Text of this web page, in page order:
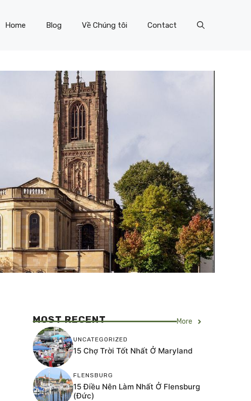
Home Blog Về Chúng tôi Contact
MOST RECENT More
UNCATEGORIZED
15 Chợ Trời Tốt Nhất Ở Maryland
FLENSBURG
15 Điều Nên Làm Nhất Ở Flensburg
(Đức)